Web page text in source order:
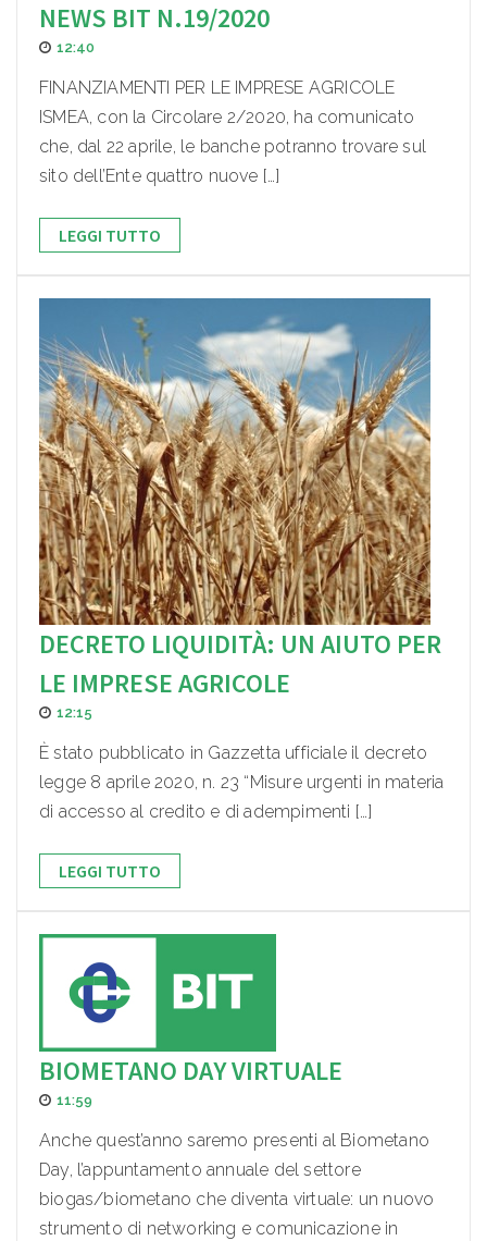
NEWS BIT N.19/2020
12:40
FINANZIAMENTI PER LE IMPRESE AGRICOLE
ISMEA, con la Circolare 2/2020, ha comunicato
che, dal 22 aprile, le banche potranno trovare sul
sito dell’Ente quattro nuove […]
LEGGI TUTTO
DECRETO LIQUIDITÀ: UN AIUTO PER
LE IMPRESE AGRICOLE
12:15
È stato pubblicato in Gazzetta ufficiale il decreto
legge 8 aprile 2020, n. 23 “Misure urgenti in materia
di accesso al credito e di adempimenti […]
LEGGI TUTTO
BIOMETANO DAY VIRTUALE
11:59
Anche quest’anno saremo presenti al Biometano
Day, l’appuntamento annuale del settore
biogas/biometano che diventa virtuale: un nuovo
strumento di networking e comunicazione in